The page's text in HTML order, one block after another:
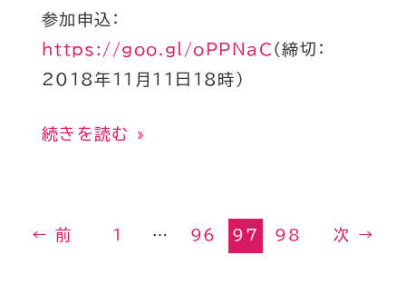
参加申込：
https://goo.gl/oPPNaC （締切：
2018年11月11日18時）
続きを読む »
← 前 1 … 96 97 98 次 →